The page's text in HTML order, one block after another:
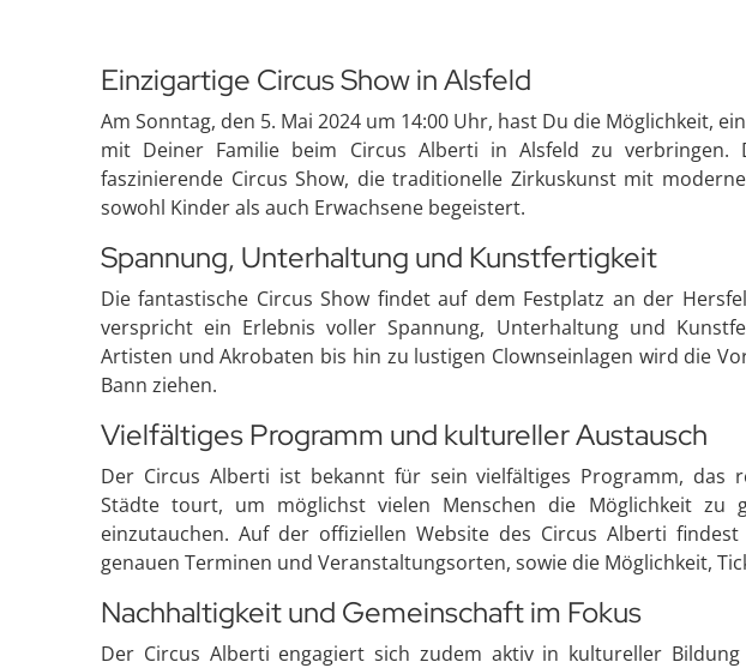
Einzigartige Circus Show in Alsfeld
Am Sonntag, den 5. Mai 2024 um 14:00 Uhr, hast Du die Möglichkeit,
mit Deiner Familie beim Circus Alberti in Alsfeld zu verbringen.
faszinierende Circus Show, die traditionelle Zirkuskunst mit
sowohl Kinder als auch Erwachsene begeistert.
Spannung, Unterhaltung und Kunstfertigkeit
Die fantastische Circus Show findet auf dem Festplatz an der
verspricht ein Erlebnis voller Spannung, Unterhaltung und
Artisten und Akrobaten bis hin zu lustigen Clownseinlagen wird die
Bann ziehen.
Vielfältiges Programm und kultureller Austausch
Der Circus Alberti ist bekannt für sein vielfältiges Programm, das
Städte tourt, um möglichst vielen Menschen die Möglichkeit zu
einzutauchen. Auf der offiziellen Website des Circus Alberti
genauen Terminen und Veranstaltungsorten, sowie die Möglichkeit,
Nachhaltigkeit und Gemeinschaft im Fokus
Der Circus Alberti engagiert sich zudem aktiv in kultureller